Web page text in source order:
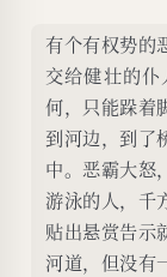
有个有权势的
交给健壮的
何，只能跺着
到河边，到了
中。恶霸大怒
游泳的人，千
贴出悬赏告示
河道，但没有